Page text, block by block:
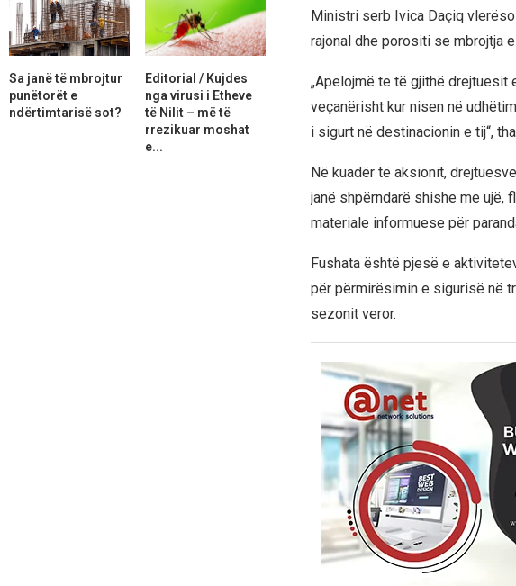
Ministri serb Ivica Daçiq
rajonal dhe porositi se mbrojtja
„Apelojmë te të gjithë drejtuesit
veçanërisht kur nisen në
i sigurt në destinacionin e tij“,
Në kuadër të aksionit,
janë shpërndarë shishe me ujë,
materiale informuese për
Fushata është pjesë e
për përmirësimin e sigurisë në
sezonit veror.
Sa janë të mbrojtur
punëtorët e
ndërtimtarisë sot?
Editorial / Kujdes
nga virusi i Etheve
të Nilit – më të
rrezikuar moshat
e...